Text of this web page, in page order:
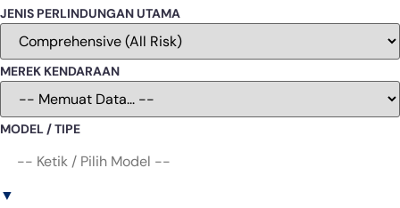
JENIS PERLINDUNGAN UTAMA
MEREK KENDARAAN
MODEL / TIPE
▼